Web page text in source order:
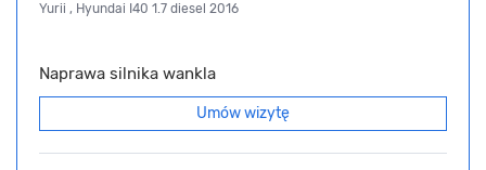
Yurii , Hyundai I40 1.7 diesel 2016
Naprawa silnika wankla
Umów wizytę